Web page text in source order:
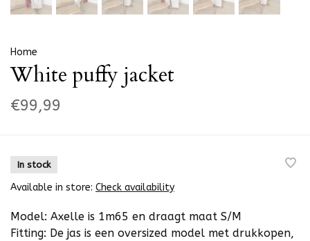
Home
White puffy jacket
€99,99
In stock
Available in store: Check availability
Model: Axelle is 1m65 en draagt maat S/M
Fitting: De jas is een oversized model met drukkopen,